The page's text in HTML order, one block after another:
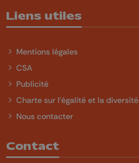
Liens utiles
Mentions légales
CSA
Publicité
Charte sur l'égalité et la diversité
Nous contacter
Contact